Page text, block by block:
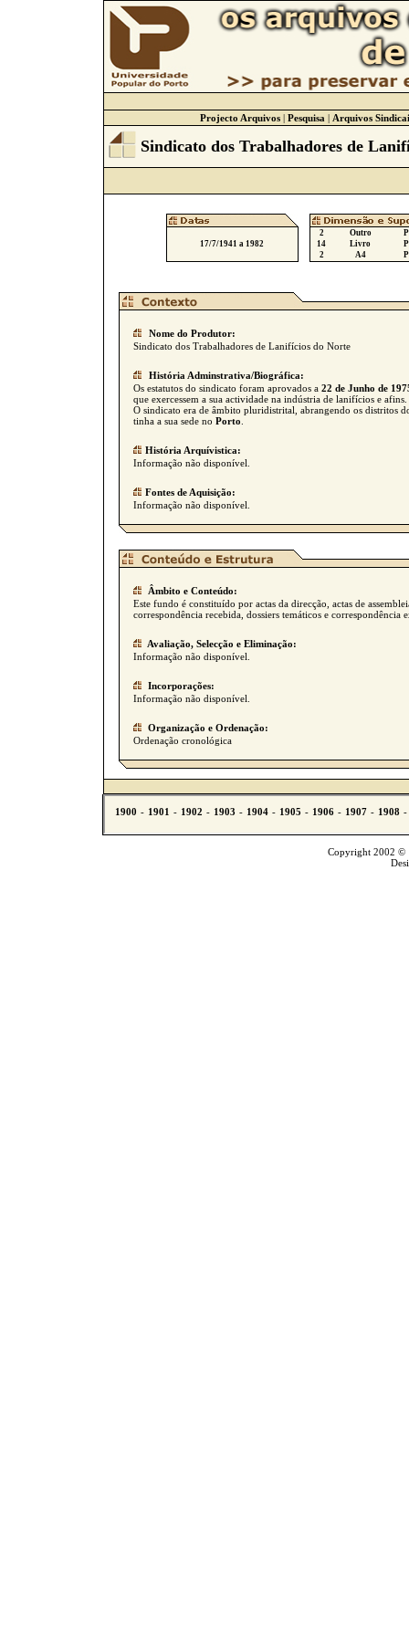
Projecto Arquivos| Pesquisa | Arquivos
Sindicato dos Trabalhadores de
17/7/1941 a 1982
2 Outro
14
Livro
2
A4
Nome do Produtor:
Sindicato dos Trabalhadores de Lanifícios do Norte
História Adminstrativa/Biográfica:
Os estatutos do sindicato foram aprovados a 22 de Junho de
que exercessem a sua actividade na indústria de lanifícios e afins.
O sindicato era de âmbito pluridistrital, abrangendo os distritos
tinha a sua sede no Porto
História Arquívistica:
Informação não disponível.
Fontes de Aquisição:
Informação não disponível.
Âmbito e Conteúdo:
Este fundo é constituído por actas da direcção, actas de
correspondência recebida, dossiers temáticos e correspondência
Avaliação, Selecção e Eliminação:
Informação não disponível.
Incorporações:
Informação não disponível.
Organização e Ordenação:
Ordenação cronológica
Copyright 2002 ©